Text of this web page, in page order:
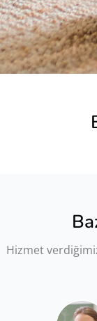
Hizmet